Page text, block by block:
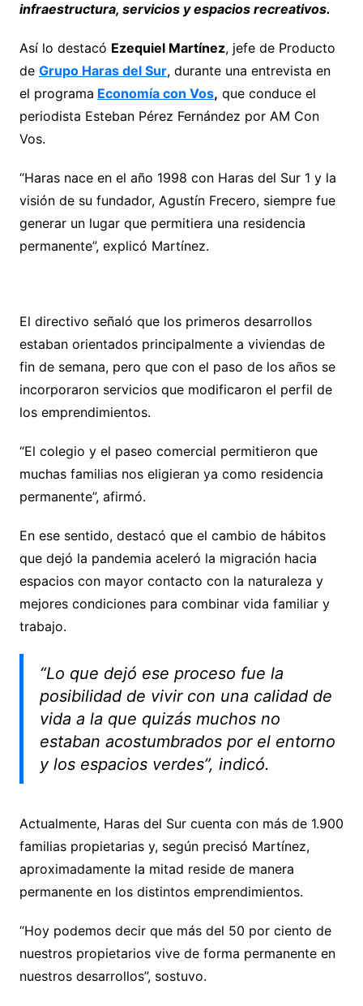
infraestructura, servicios y espacios recreativos.
Así lo destacó Ezequiel Martínez, jefe de Producto
de Grupo Haras del Sur, durante una entrevista en
el programa Economía con Vos, que conduce el
periodista Esteban Pérez Fernández por AM Con
Vos.
“Haras nace en el año 1998 con Haras del Sur 1 y la
visión de su fundador, Agustín Frecero, siempre fue
generar un lugar que permitiera una residencia
permanente”, explicó Martínez.
El directivo señaló que los primeros desarrollos
estaban orientados principalmente a viviendas de
fin de semana, pero que con el paso de los años se
incorporaron servicios que modificaron el perfil de
los emprendimientos.
“El colegio y el paseo comercial permitieron que
muchas familias nos eligieran ya como residencia
permanente”, afirmó.
En ese sentido, destacó que el cambio de hábitos
que dejó la pandemia aceleró la migración hacia
espacios con mayor contacto con la naturaleza y
mejores condiciones para combinar vida familiar y
trabajo.
“Lo que dejó ese proceso fue la
posibilidad de vivir con una calidad de
vida a la que quizás muchos no
estaban acostumbrados por el entorno
y los espacios verdes”, indicó.
Actualmente, Haras del Sur cuenta con más de 1.900
familias propietarias y, según precisó Martínez,
aproximadamente la mitad reside de manera
permanente en los distintos emprendimientos.
“Hoy podemos decir que más del 50 por ciento de
nuestros propietarios vive de forma permanente en
nuestros desarrollos”, sostuvo.